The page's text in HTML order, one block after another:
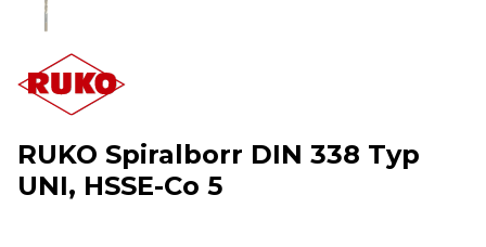
RUKO Spiralborr DIN 338 Typ
UNI, HSSE-Co 5